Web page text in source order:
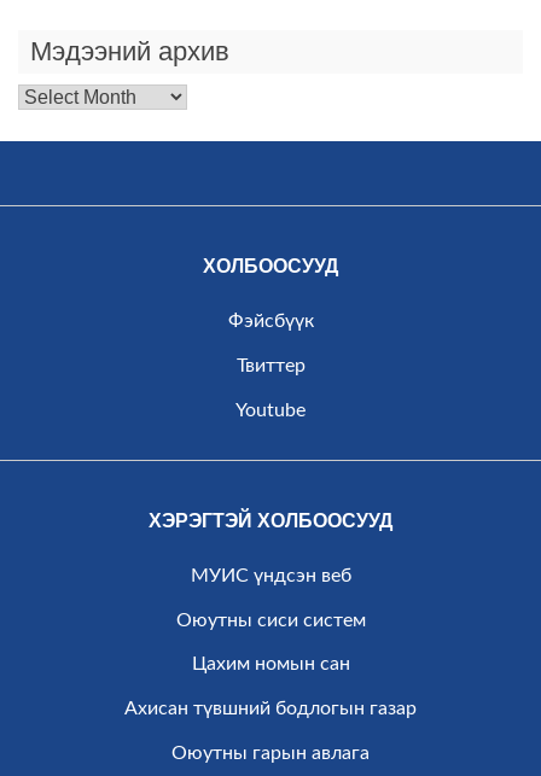
Мэдээний архив
Мэдээний
ХОЛБООСУУД
Фэйсбүүк
Твиттер
Youtube
ХЭРЭГТЭЙ ХОЛБООСУУД
МУИС үндсэн веб
Оюутны сиси систем
Цахим номын сан
Ахисан түвшний бодлогын газар
Оюутны гарын авлага